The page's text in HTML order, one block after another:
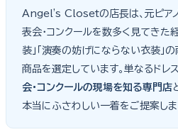
Angel's Closetの店長は、元ピア
表会・コンクールを数多く見てきた
装」「演奏の妨げにならない衣装」
商品を選定しています。単なるドレ
会・コンクールの現場を知る専門店
本当にふさわしい一着をご提案しま